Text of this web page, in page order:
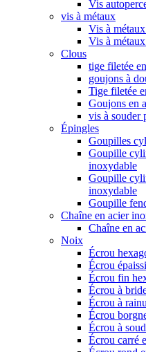
Vis
vis à métaux
Vis à
Vis à
Clous
tige filetée
goujons à
Tige filetée
Goujons en
vis à souder
Épingles
Goupilles
Goupille
inoxydable
Goupille
inoxydable
Goupille
Chaîne en acier
Chaîne en
Noix
Écrou
Écrou
Écrou fin
Écrou à
Écrou à
Écrou
Écrou à
Écrou carré